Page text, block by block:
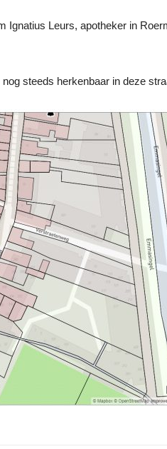
Ignatius Leurs, apotheker in
steeds herkenbaar in deze